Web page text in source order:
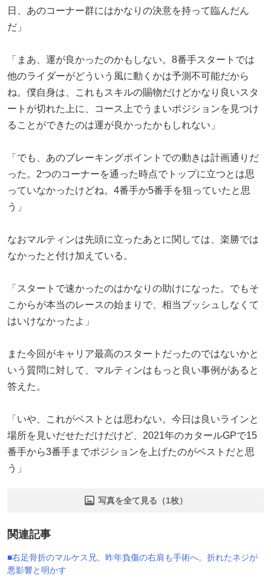
日、あのコーナー群にはかなりの決意を持って臨んだん
だ」
「まあ、運が良かったのかもしない。8番手スタートでは
他のライダーがどういう風に動くかは予測不可能だから
ね。僕自身は、これもスキルの賜物だけどかなり良いスタ
ートが切れた上に、コース上でうまいポジションを見つけ
ることができたのは運が良かったかもしれない」
「でも、あのブレーキングポイントでの動きは計画通りだ
った。2つのコーナーを通った時点でトップに立つとは思
っていなかったけどね。4番手か5番手を狙っていたと思
う」
なおマルティンは先頭に立ったあとに関しては、楽勝では
なかったと付け加えている。
「スタートで速かったのはかなりの助けになった。でもそ
こからが本当のレースの始まりで、相当プッシュしなくて
はいけなかったよ」
また今回がキャリア最高のスタートだったのではないかと
いう質問に対して、マルティンはもっと良い事例があると
答えた。
「いや、これがベストとは思わない。今日は良いラインと
場所を見いだせただけだけど、2021年のカタールGPで15
番手から3番手までポジションを上げたのがベストだと思
う」
写真を全て見る（1枚）
関連記事
■右足骨折のマルケス兄、昨年負傷の右肩も手術へ。折れたネジが
悪影響と明かす